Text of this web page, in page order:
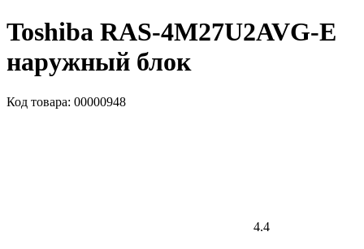
Toshiba RAS-4M27U2AVG-E
наружный блок
Код товара: 00000948
4.4